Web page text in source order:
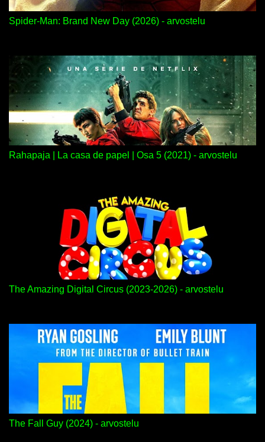
Spider-Man: Brand New Day (2026) - arvostelu
Rahapaja | La casa de papel | Osa 5 (2021) - arvostelu
The Amazing Digital Circus (2023-2026) - arvostelu
The Fall Guy (2024) - arvostelu